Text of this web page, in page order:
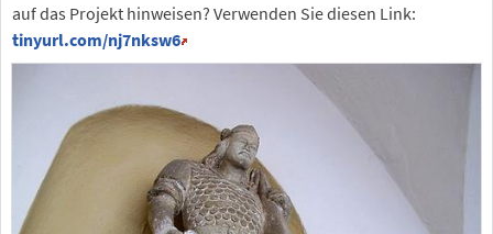
auf das Projekt hinweisen? Verwenden Sie diesen Link:
tinyurl.com/nj7nksw6